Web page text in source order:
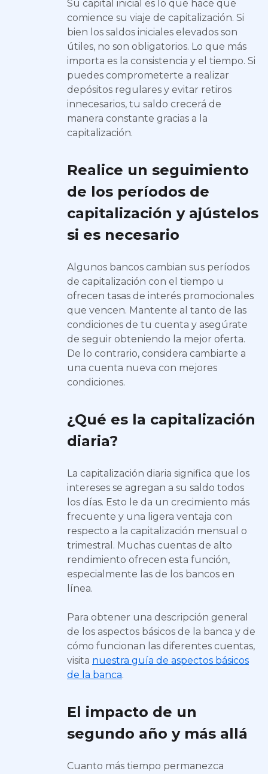
Su capital inicial es lo que hace que
comience su viaje de capitalización. Si
bien los saldos iniciales elevados son
útiles, no son obligatorios. Lo que más
importa es la consistencia y el tiempo. Si
puedes comprometerte a realizar
depósitos regulares y evitar retiros
innecesarios, tu saldo crecerá de
manera constante gracias a la
capitalización.
Realice un seguimiento
de los períodos de
capitalización y ajústelos
si es necesario
Algunos bancos cambian sus períodos
de capitalización con el tiempo u
ofrecen tasas de interés promocionales
que vencen. Mantente al tanto de las
condiciones de tu cuenta y asegúrate
de seguir obteniendo la mejor oferta.
De lo contrario, considera cambiarte a
una cuenta nueva con mejores
condiciones.
¿Qué es la capitalización
diaria?
La capitalización diaria significa que los
intereses se agregan a su saldo todos
los días. Esto le da un crecimiento más
frecuente y una ligera ventaja con
respecto a la capitalización mensual o
trimestral. Muchas cuentas de alto
rendimiento ofrecen esta función,
especialmente las de los bancos en
línea.
Para obtener una descripción general
de los aspectos básicos de la banca y de
cómo funcionan las diferentes cuentas,
visita nuestra guía de aspectos básicos
de la banca.
El impacto de un
segundo año y más allá
Cuanto más tiempo permanezca